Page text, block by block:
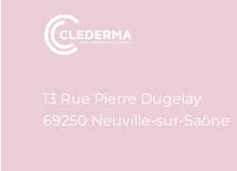
13 Rue Pierre Dugelay
69250 Neuville-sur-Saône